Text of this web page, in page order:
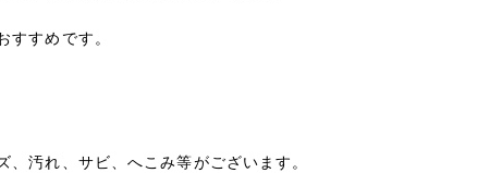
すすめです。
汚れ、サビ、へこみ等がございます。